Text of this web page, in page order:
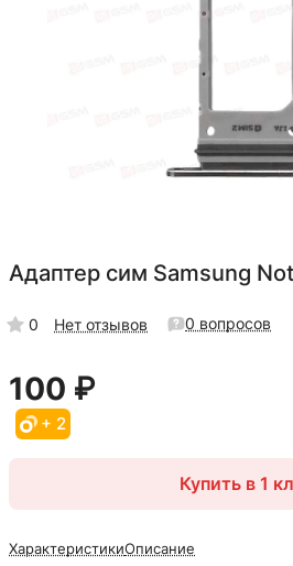
Адаптер сим Samsung
0 Нет отзывов 0 вопросов
100 ₽
+ 2
Купить в 1
ХарактеристикиОписание